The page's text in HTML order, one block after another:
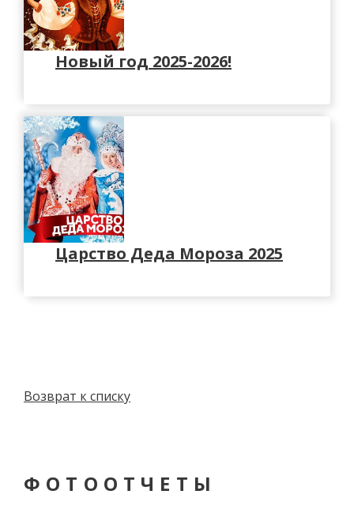
Новый год 2025-2026!
Царство Деда Мороза 2025
Возврат к списку
ФОТООТЧЕТЫ